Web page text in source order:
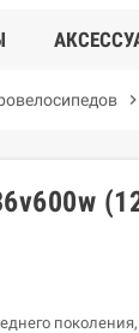
chevron_right
поколения,